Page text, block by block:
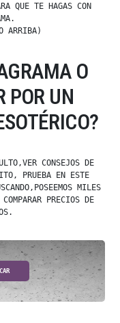
QUE TE HAGAS CON
ARRIBA)
O
POR UN
CONSEJOS DE
PRUEBA EN ESTE
MILES
PRECIOS DE